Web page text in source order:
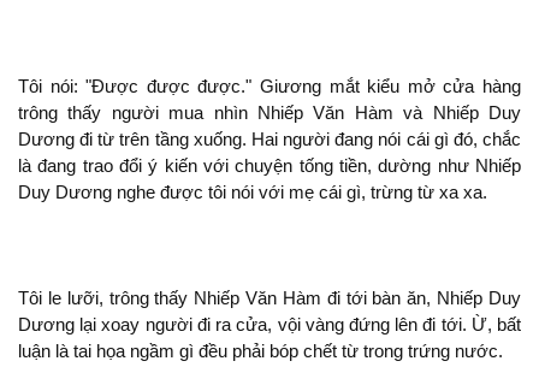
Tôi
: "Được được được." Giương mắt kiểu mở cửa hàng
trông thấy người mua nhìn Nhiếp Văn Hàm và Nhiếp Duy
Dương
từ tầng xuống. Hai người
cái gì đó, chắc
là
trao đổi ý kiến với chuyện tống tiền, dường như Nhiếp
Duy Dương nghe được tôi
với mẹ cái gì, trừng từ xa xa.
Tôi le lưỡi, trông thấy Nhiếp Văn Hàm
tới bàn ăn, Nhiếp Duy
Dương lại xoay người
ra cửa, vội vàng đứng lên
tới. Ừ, bất
luận là tai họa ngầm gì đều phải bóp chết từ trong trứng nước.